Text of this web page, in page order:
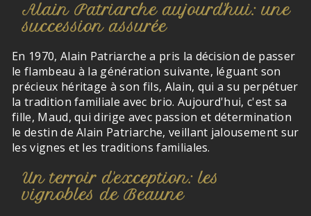
Alain Patriarche aujourd'hui: une
succession assurée
En 1970, Alain Patriarche a pris la décision de passer
le flambeau à la génération suivante, léguant son
précieux héritage à son fils, Alain, qui a su perpétuer
la tradition familiale avec brio. Aujourd'hui, c'est sa
fille, Maud, qui dirige avec passion et détermination
le destin de Alain Patriarche, veillant jalousement sur
les vignes et les traditions familiales.
Un terroir d'exception: les
vignobles de Beaune